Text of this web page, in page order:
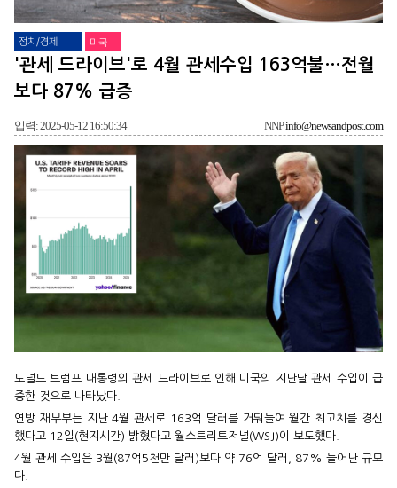
정치/경제 미국
'관세 드라이브'로 4월 관세수입 163억불…전월
보다 87% 급증
입력: 2025-05-12 16:50:34 NNPinfo@newsandpost.com
도널드 트럼프 대통령의 관세 드라이브로 인해 미국의 지난달 관세 수입이 급
증한 것으로 나타났다.
연방 재무부는 지난 4월 관세로 163억 달러를 거둬들여 월간 최고치를 경신
했다고 12일(현지시간) 밝혔다고 월스트리트저널(WSJ)이 보도했다.
4월 관세 수입은 3월(87억5천만 달러)보다 약 76억 달러, 87% 늘어난 규모
다.